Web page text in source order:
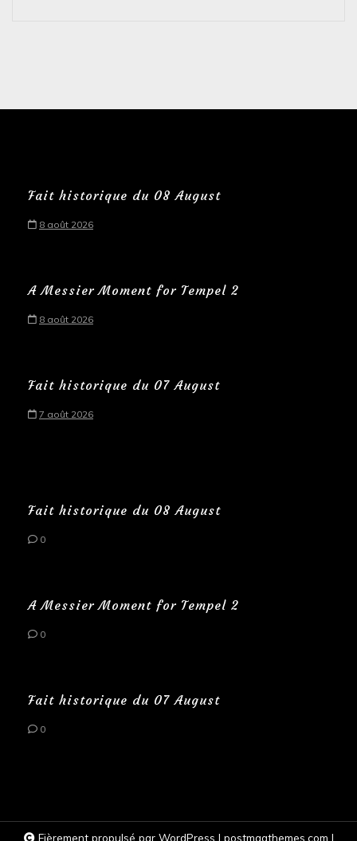
Fait historique du 08 August
8 août 2026
A Messier Moment for Tempel 2
8 août 2026
Fait historique du 07 August
7 août 2026
Fait historique du 08 August
0
A Messier Moment for Tempel 2
0
Fait historique du 07 August
0
Fièrement propulsé par WordPress | postmagthemes.com |